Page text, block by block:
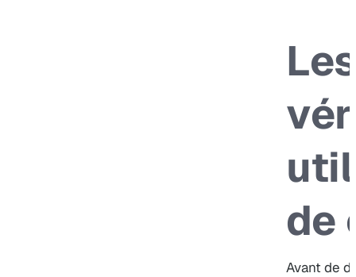
de
Avant de